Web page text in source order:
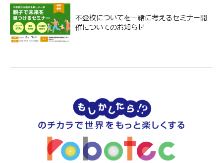
不登校についてを一緒に考えるセミナー開
催についてのお知らせ